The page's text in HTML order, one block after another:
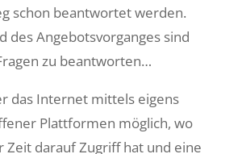
schon beantwortet werden.
des Angebotsvorganges sind
zu beantworten…
das Internet mittels eigens
Plattformen möglich, wo
Zeit darauf Zugriff hat und eine